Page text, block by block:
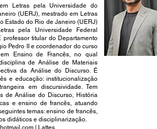
Letras pela Universidade do
(UERJ), mestrado em Letras
Estado do Rio de Janeiro (UERJ)
pela Universidade Federal
professor titular do Departamento
Pedro II e coordenador do curso
Ensino de Francês, no qual
de Análise de Materiais
da Análise do Discurso. É
e educação: institucionalização
em discursividade. Tem
de Análise do Discurso, História
e ensino de francês, atuando
temas: ensino de francês,
didáticos e disciplinarização.
Lattes